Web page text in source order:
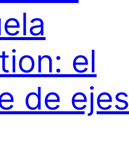
el
de ejes